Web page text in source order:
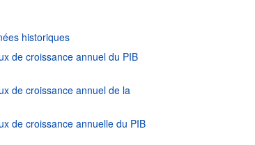
historiques
de croissance annuel du PIB
de croissance annuel de la
de croissance annuelle du PIB